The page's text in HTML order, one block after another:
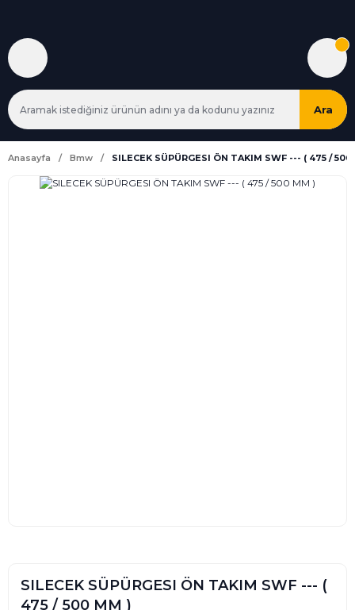
Ara
Anasayfa Bmw SILECEK SÜPÜRGESI ÖN TAKIM SWF --- ( 475 / 500
SILECEK SÜPÜRGESI ÖN TAKIM SWF --- (
475 / 500 MM )